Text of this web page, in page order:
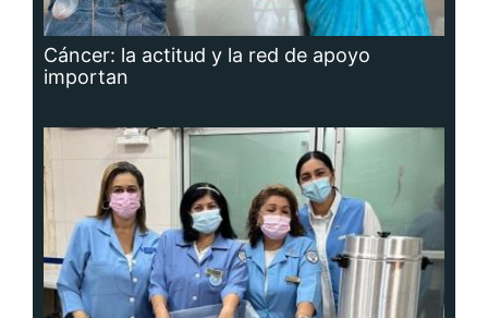
Cáncer: la actitud y la red de apoyo
importan